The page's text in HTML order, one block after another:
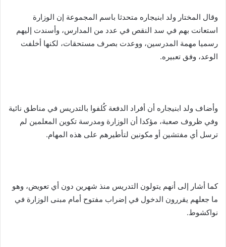
وقال المختار ولد ابنيجاره متحدثا باسم المجموعة إن الوزارة
استعانت بهم في سد النقص في عدد من المدارس، وأسندت إليهم
رسميا مهمة المدرسين، ووعدت بصرف مستحقات، لكنها أخلفت
الوعد، وفق تعبيره.
وأضاف ولد ابنيجاره أن أفراد الدفعة كُلفوا بالتدريس في مناطق نائية
وفي ظروف صعبة، مؤكدا أن الوزارة ومدرسة تكوين المعلمين لم
ترسل أي مفتشين أو مكونين لتأطيرهم على هذه المهام.
كما أشار إلى أنهم يتولون التدريس منذ شهرين دون أي تعويض، وهو
ما جعلهم يقررون الدخول في إضراب مفتوح أمام مبنى الوزارة في
نواكشوط.